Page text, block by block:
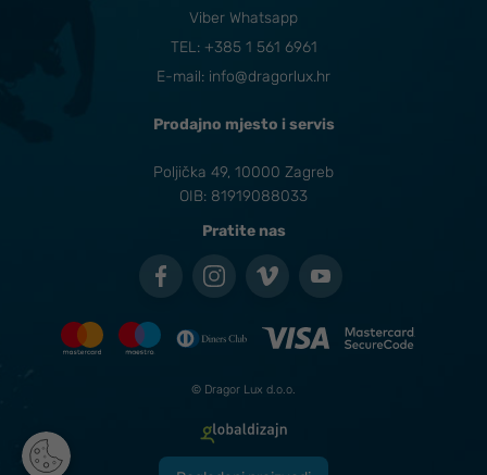
Viber Whatsapp
TEL: +385 1 561 6961
E-mail: info@dragorlux.hr
Prodajno mjesto i servis
Poljička 49, 10000 Zagreb
OIB: 81919088033
Pratite nas
© Dragor Lux d.o.o.